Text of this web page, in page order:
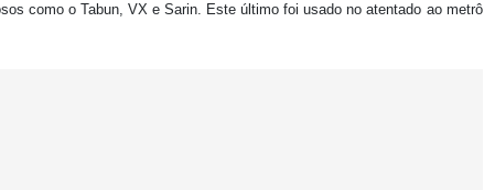
como o Tabun, VX e Sarin. Este último foi usado no atentado ao metrô